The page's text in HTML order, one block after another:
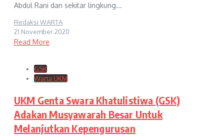
Abdul Rani dan sekitar lingkung...
Redaksi WARTA
21 November 2020
Read More
GSK
Warta UKM
UKM Genta Swara Khatulistiwa (GSK)
Adakan Musyawarah Besar Untuk
Melanjutkan Kepengurusan